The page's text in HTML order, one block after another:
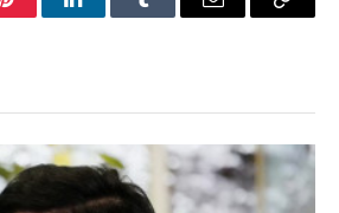
PinterestLinkedInTumblr Email
Copy